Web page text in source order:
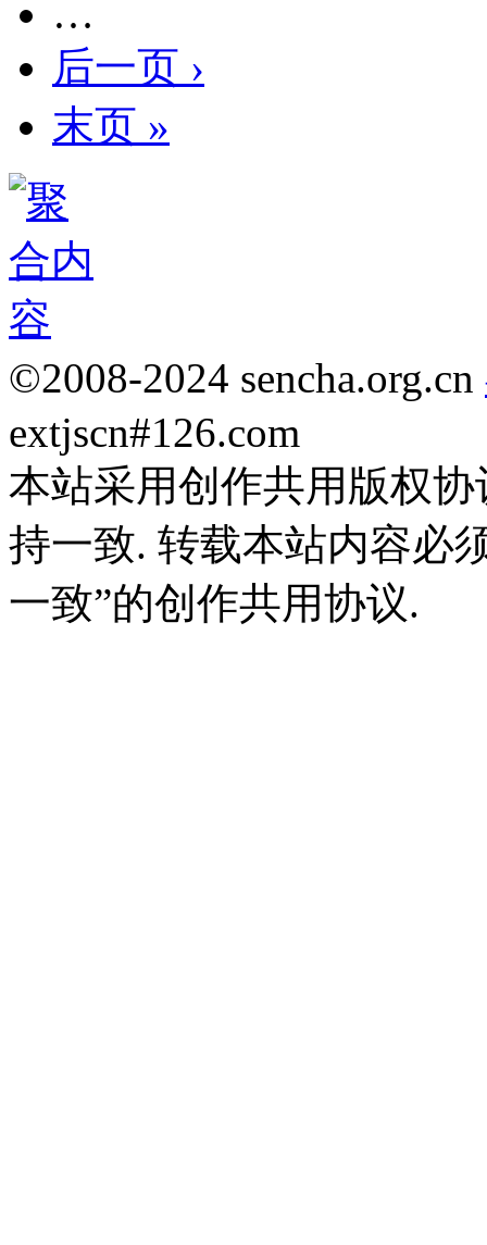
…
后一页 ›
末页 »
©2008-2024 sencha.org.cn
extjscn#126.com
本站采用创作共用版权
持一致. 转载本站内容必
一致”的创作共用协议.